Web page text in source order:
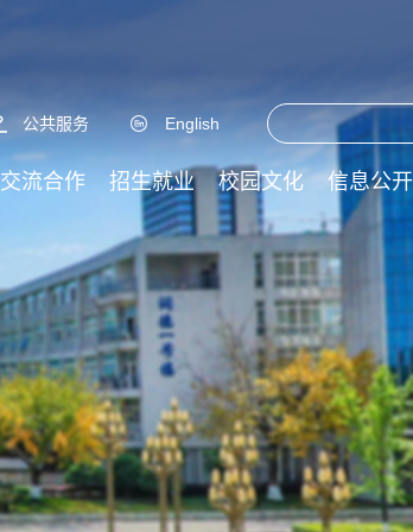
公共服务 English
交流合作 招生就业 校园文化 信息公开